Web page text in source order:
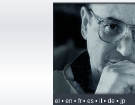
el • en • fr • es • it • de • jp